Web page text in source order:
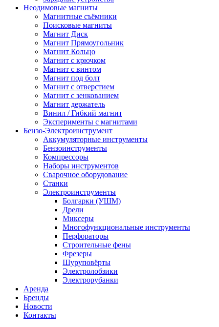
Неодимовые магниты
Магнитные съёмники
Поисковые магниты
Магнит Диск
Магнит Пря­мо­уголь­ник
Магнит Кольцо
Магнит с крючком
Магнит с винтом
Магнит под болт
Магнит с отверстием
Магнит с зенкованием
Магнит держатель
Винил / Гибкий магнит
Эксперименты с магнитами
Бензо-Электроинструмент
Аккумуляторные инструменты
Бензоинструменты
Компрессоры
Наборы инструментов
Сварочное оборудование
Станки
Электроинструменты
Болгарки (УШМ)
Дрели
Миксеры
Многофункциональные инструменты
Перфораторы
Строительные фены
Фрезеры
Шуруповёрты
Электролобзики
Электрорубанки
Аренда
Бренды
Новости
Контакты